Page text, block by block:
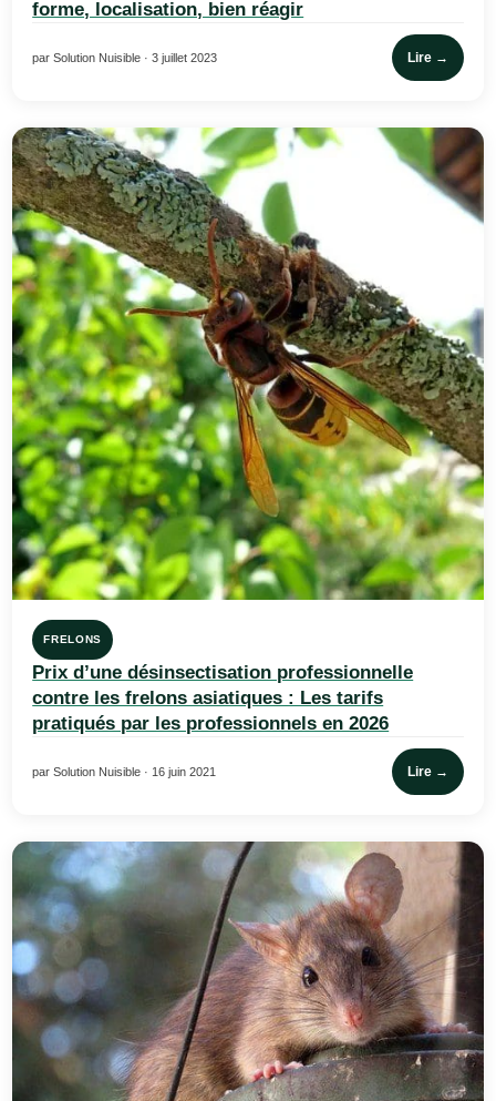
forme, localisation, bien réagir
par Solution Nuisible · 3 juillet 2023 Lire →
FRELONS
Prix d’une désinsectisation professionnelle
contre les frelons asiatiques : Les tarifs
pratiqués par les professionnels en 2026
par Solution Nuisible · 16 juin 2021 Lire →